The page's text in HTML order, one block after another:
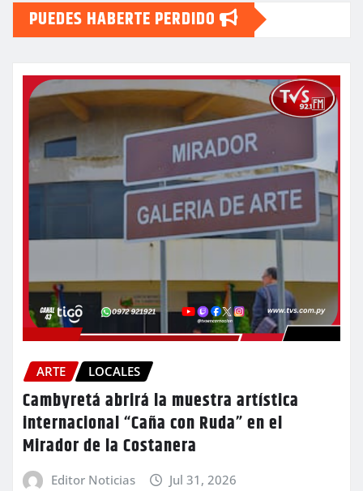
PUEDES HABERTE PERDIDO
ARTE LOCALES
Cambyretá abrirá la muestra artística
internacional “Caña con Ruda” en el
Mirador de la Costanera
Editor Noticias Jul 31, 2026